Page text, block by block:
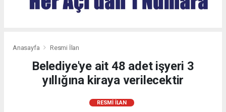
Anasayfa Resmi İlan
Belediye'ye ait 48 adet işyeri 3
yıllığına kiraya verilecektir
RESMI İLAN